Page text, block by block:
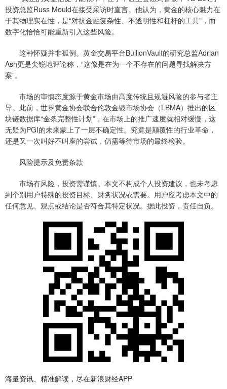
投资总监Russ Mould在接受采访时直言。他认为，黄金的核心魅力在
于其物理实在性，是“对抗金融复杂性、不透明性和杠杆的工具”，而
数字化恰恰可能重新引入这些风险。
这种怀疑并非孤例。黄金交易平台BullionVault的研究总监Adrian
Ash更是尖锐地评论称，“这像是在为一个不存在的问题寻找解决方
案”。
市场的审慎态度源于黄金市场由高度传统且规避风险的参与者主
导。此前，世界黄金协会联合伦敦金银市场协会（LBMA）推出的区
块链数据库“金条完整性计划”，在市场上的推广速度就相对缓慢，这
无疑为PGI的未来蒙上了一层不确定性。究竟是颠覆性的行业革命，
还是又一次叫好不叫座的尝试，仍需等待市场的最终检验。
风险提示及免责条款
市场有风险，投资需谨慎。本文不构成个人投资建议，也未考虑
到个别用户特殊的投资目标、财务状况或需要。用户应考虑本文中的
任何意见、观点或结论是否符合其特定状况。据此投资，责任自负。
海量资讯、精准解读，尽在新浪财经APP